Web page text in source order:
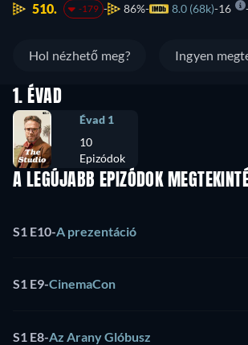
510. -179 86% 8.0 (68k) 16
Hol nézhető meg? Ingyen
1. ÉVAD
Évad 1
10
Epizódok
A LEGÚJABB EPIZÓDOK
S1 E10-A prezentáció
S1 E9-CinemaCon
S1 E8-Az Arany Glóbusz